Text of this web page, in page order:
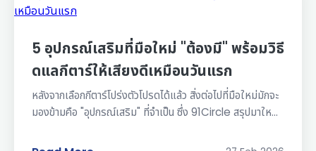
5 อุปกรณ์เสริมที่มือใหม่ "ต้องมี" พร้อมวิธี
ดูแลกีตาร์ให้เสียงดีเหมือนวันแรก
หลังจากเลือกกีตาร์โปร่งตัวโปรดได้แล้ว สิ่งต่อไปที่มือใหม่มักจะ
มองข้ามคือ "อุปกรณ์เสริม" ที่จำเป็น ซึ่ง 91Circle สรุปมาให...